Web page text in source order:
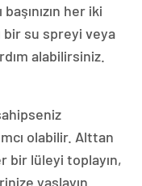
her iki
bir su spreyi veya
alabilirsiniz.
olabilir. Alttan
bir lüleyi toplayın,
yaslayın.